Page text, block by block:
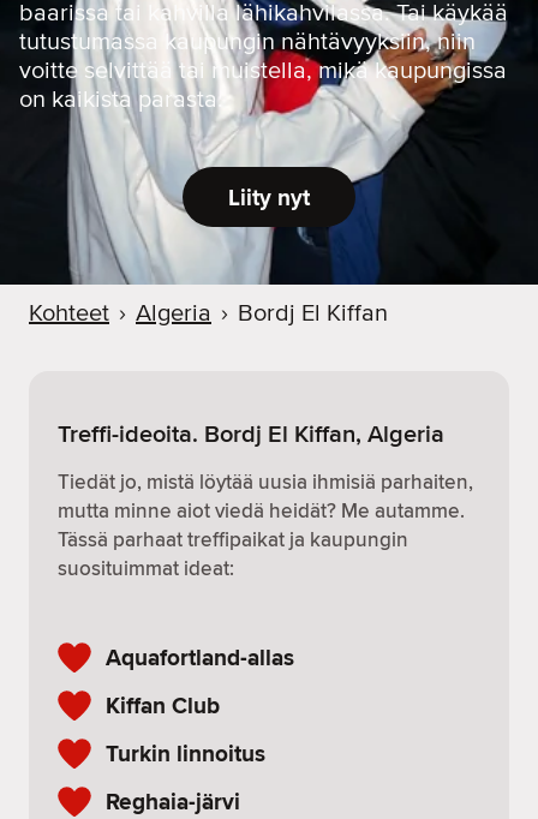
baarissa tai kahvilla lähikahvilassa. Tai käykää
tutustumassa kaupungin nähtävyyksiin, niin
voitte selvittää tai muistella, mikä kaupungissa
on kaikista parasta.
Liity nyt
Kohteet › Algeria › Bordj El Kiffan
Treffi-ideoita. Bordj El Kiffan, Algeria
Tiedät jo, mistä löytää uusia ihmisiä parhaiten,
mutta minne aiot viedä heidät? Me autamme.
Tässä parhaat treffipaikat ja kaupungin
suosituimmat ideat:
Aquafortland-allas
Kiffan Club
Turkin linnoitus
Reghaia-järvi